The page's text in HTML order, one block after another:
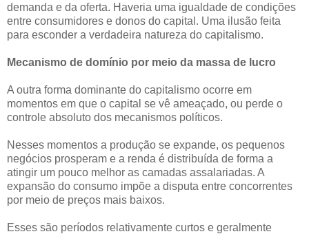
demanda e da oferta. Haveria uma igualdade de condições
entre consumidores e donos do capital. Uma ilusão feita
para esconder a verdadeira natureza do capitalismo.
Mecanismo de domínio por meio da massa de lucro
A outra forma dominante do capitalismo ocorre em
momentos em que o capital se vê ameaçado, ou perde o
controle absoluto dos mecanismos políticos.
Nesses momentos a produção se expande, os pequenos
negócios prosperam e a renda é distribuída de forma a
atingir um pouco melhor as camadas assalariadas. A
expansão do consumo impõe a disputa entre concorrentes
por meio de preços mais baixos.
Esses são períodos relativamente curtos e geralmente